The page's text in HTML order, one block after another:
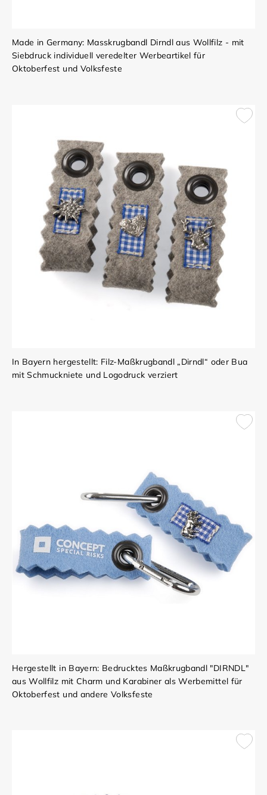
Made in Germany: Masskrugbandl Dirndl aus Wollfilz - mit
Siebdruck individuell veredelter Werbeartikel für
Oktoberfest und Volksfeste
In Bayern hergestellt: Filz-Maßkrugbandl „Dirndl“ oder Bua
mit Schmuckniete und Logodruck verziert
Hergestellt in Bayern: Bedrucktes Maßkrugbandl "DIRNDL"
aus Wollfilz mit Charm und Karabiner als Werbemittel für
Oktoberfest und andere Volksfeste